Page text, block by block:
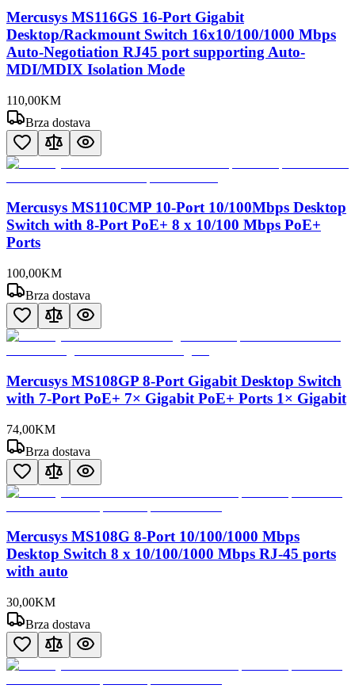
Mercusys MS116GS 16-Port Gigabit
Desktop/Rackmount Switch 16x10/100/1000 Mbps
Auto-Negotiation RJ45 port supporting Auto-
MDI/MDIX Isolation Mode
110,00KM
Brza dostava
Mercusys MS110CMP 10-Port 10/100Mbps Desktop
Switch with 8-Port PoE+ 8 x 10/100 Mbps PoE+
Ports
100,00KM
Brza dostava
Mercusys MS108GP 8-Port Gigabit Desktop Switch
with 7-Port PoE+ 7× Gigabit PoE+ Ports 1× Gigabit
74,00KM
Brza dostava
Mercusys MS108G 8-Port 10/100/1000 Mbps
Desktop Switch 8 x 10/100/1000 Mbps RJ-45 ports
with auto
30,00KM
Brza dostava